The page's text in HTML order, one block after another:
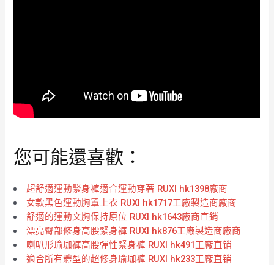
您可能還喜歡：
超舒適運動緊身褲適合運動穿著 RUXI hk1398廠商
女款黑色運動胸罩上衣 RUXI hk1717工廠製造商廠商
舒適的運動文胸保持原位 RUXI hk1643廠商直銷
漂亮臀部修身高腰緊身褲 RUXI hk876工廠製造商廠商
喇叭形瑜珈褲高腰彈性緊身褲 RUXI hk491工廠直销
適合所有體型的超修身瑜珈褲 RUXI hk233工廠直销